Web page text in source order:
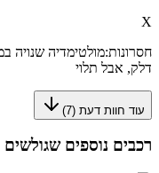
X
חסרונות:מולטימדיה שנויה
דלק, אבל תלוי
עוד חוות דעת (7
)
רכבים נוספים שגולשים